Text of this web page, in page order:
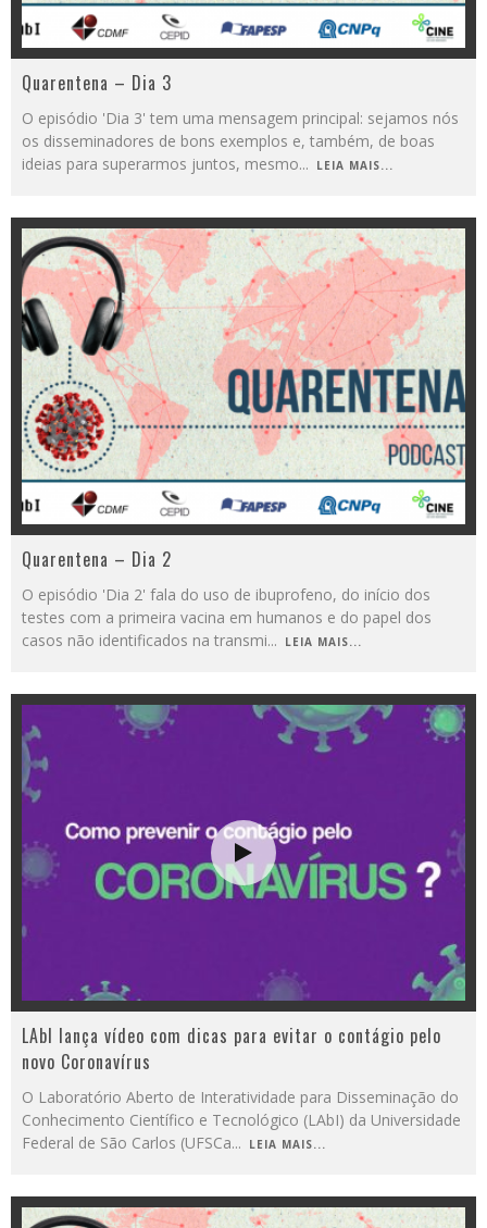
Quarentena – Dia 3
O episódio 'Dia 3' tem uma mensagem principal: sejamos nós
os disseminadores de bons exemplos e, também, de boas
ideias para superarmos juntos, mesmo... LEIA MAIS...
Quarentena – Dia 2
O episódio 'Dia 2' fala do uso de ibuprofeno, do início dos
testes com a primeira vacina em humanos e do papel dos
casos não identificados na transmi... LEIA MAIS...
LAbI lança vídeo com dicas para evitar o contágio pelo
novo Coronavírus
O Laboratório Aberto de Interatividade para Disseminação do
Conhecimento Científico e Tecnológico (LAbI) da Universidade
Federal de São Carlos (UFSCa... LEIA MAIS...